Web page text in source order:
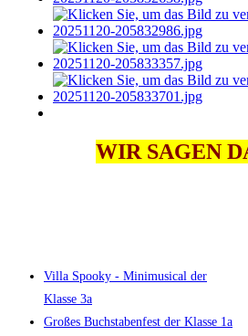
WIR SAGEN
Villa Spooky - Minimusical der
Klasse 3a
Großes Buchstabenfest der Klasse 1a